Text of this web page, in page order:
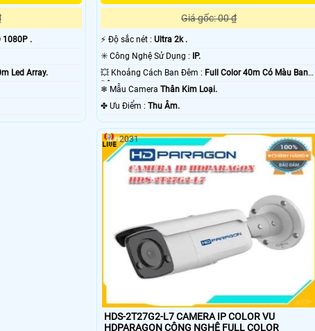
1080P .
Led Array.
Giá gốc: 00 ₫
️⚡ Độ sắc nét : Ultra 2k .
✳️ Công Nghệ Sử Dụng : IP.
💥 Khoảng Cách Ban Đêm : Full Color 40m Có Màu Ban
Đêm.❄ Mẫu Camera Thân Kim Loại.
️✤ Ưu Điểm : Thu Âm.
HDS-2T27G2-L7 CAMERA IP COLOR VU
HDPARAGON CÔNG NGHỆ FULL COLOR
2031